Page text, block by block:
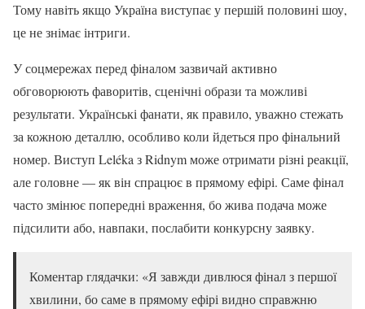
Тому навіть якщо Україна виступає у першій половині шоу,
це не знімає інтриги.
У соцмережах перед фіналом зазвичай активно
обговорюють фаворитів, сценічні образи та можливі
результати. Українські фанати, як правило, уважно стежать
за кожною деталлю, особливо коли йдеться про фінальний
номер. Виступ Leléka з Ridnym може отримати різні реакції,
але головне — як він спрацює в прямому ефірі. Саме фінал
часто змінює попередні враження, бо жива подача може
підсилити або, навпаки, послабити конкурсну заявку.
Коментар глядачки: «Я завжди дивлюся фінал з першої
хвилини, бо саме в прямому ефірі видно справжню